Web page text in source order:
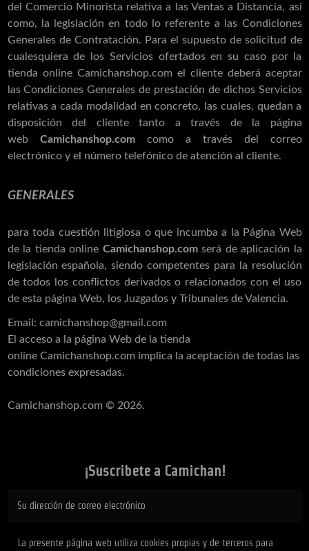
del Comercio Minorista relativa a las Ventas a Distancia, así
como, la legislación en todo lo referente a las Condiciones
Generales de Contratación. Para el supuesto de solicitud de
cualesquiera de los Servicios ofertados en su caso por la
tienda online Camichanshop.com el cliente deberá aceptar
las Condiciones Generales de prestación de dichos Servicios
relativas a cada modalidad en concreto, las cuales, quedan a
disposición del cliente tanto a través de la página
web Camichanshop.comcomo a través del correo
electrónico y el número telefónico de atención al cliente.
GENERALES
para toda cuestión litigiosa o que incumba a la Página Web
de la tienda online Camichanshop.comserá de aplicación la
legislación española, siendo competentes para la resolución
de todos los conflictos derivados o relacionados con el uso
de esta página Web, los Juzgados y Tribunales de Valencia.
Email: camichanshop@gmail.com
El acceso a la página Web de la tienda
online Camichanshop.com implica la aceptación de todas las
condiciones expresadas.
Camichanshop.com © 2026.
¡Suscribete a Camichan!
contacto en el aviso legal.
La presente página web utiliza cookies propias y de terceros para